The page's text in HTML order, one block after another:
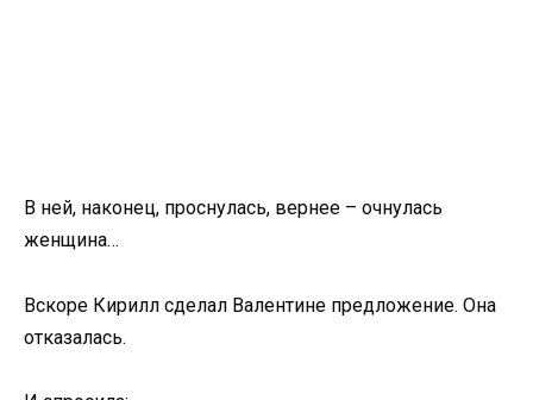
В ней, наконец, проснулась, вернее – очнулась
женщина…
Вскоре Кирилл сделал Валентине предложение. Она
отказалась.